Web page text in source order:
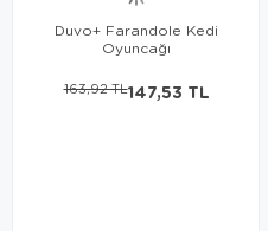
Duvo+ Farandole Kedi
Oyuncağı
147,53 TL
163,92 TL